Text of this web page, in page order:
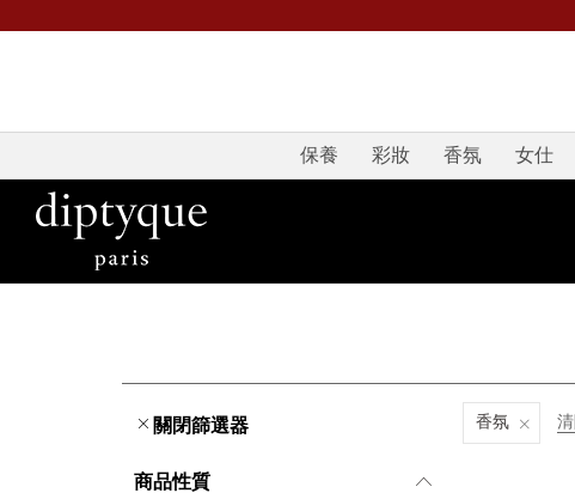
保養 彩妝 香氛 女仕
關閉篩選器 香氛
商品性質